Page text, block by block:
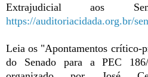
Extrajudicial aos
https://auditoriacidada.org.br/
Leia os "Apontamentos crítico-
do Senado para a PEC